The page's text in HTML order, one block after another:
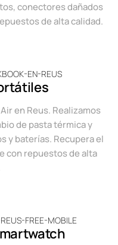
conectores dañados
de alta calidad.
en Reus. Realizamos
de pasta térmica y
y baterías. Recupera el
con repuestos de alta